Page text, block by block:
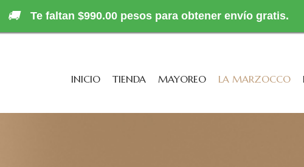
INICIO TIENDA MAYOREO LA MARZOCCO
🚚 Te faltan $990.00 pesos para obtener envío gratis.